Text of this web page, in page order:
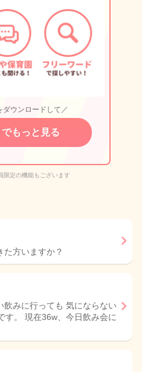
ダウンロードして／
もっと見る
限定の機能もございます
た方いますか？
飲みに行っても 気にならない
す。 現在36w、今日飲み会に